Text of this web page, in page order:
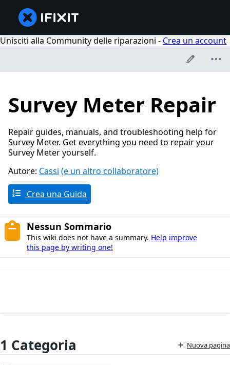
Unisciti alla Community delle riparazioni - Crea un account
Survey Meter Repair
Repair guides, manuals, and troubleshooting help for
Survey Meter. Get everything you need to repair your
Survey Meter yourself.
Autore: Cassi (e un altro collaboratore)
Crea una Guida
Nessun Sommario
This wiki does not have a summary. Help improve
this page by writing one!
1 Categoria Nuova pagina